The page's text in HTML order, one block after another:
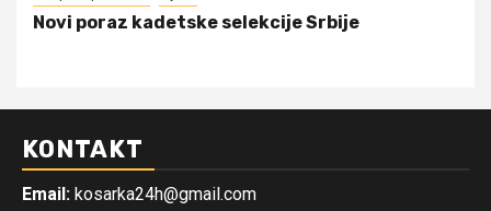
Novi poraz kadetske selekcije Srbije
KONTAKT
Email: kosarka24h@gmail.com